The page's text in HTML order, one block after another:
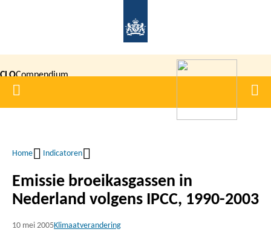
inhoud
gaan
CLOCompendium
voor de
Home
Kruimelpad
Home Indicatoren
Emissie broeikasgassen in
Nederland volgens IPCC, 1990-2003
10 mei 2005Klimaatverandering